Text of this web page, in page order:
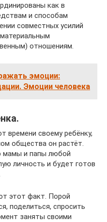
как в
и способам
совместных усилий
отношениям.
эмоции:
Эмоции человека
времени своему ребёнку,
общества он растёт.
мамы и папы любой
личность и будет готов
этот факт. Порой
поделиться, спросить
заняты своими